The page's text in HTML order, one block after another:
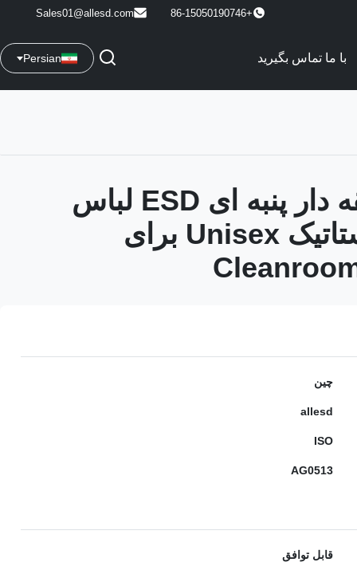
+86-15050190746
Sales01@allesd.com
با ما تماس بگیرید Persian
تی شرت یقه دار پنبه ای ESD لباس
ایمن ضد استاتیک Unisex برای
چین
allesd
ISO
AG0513
قابل توافق